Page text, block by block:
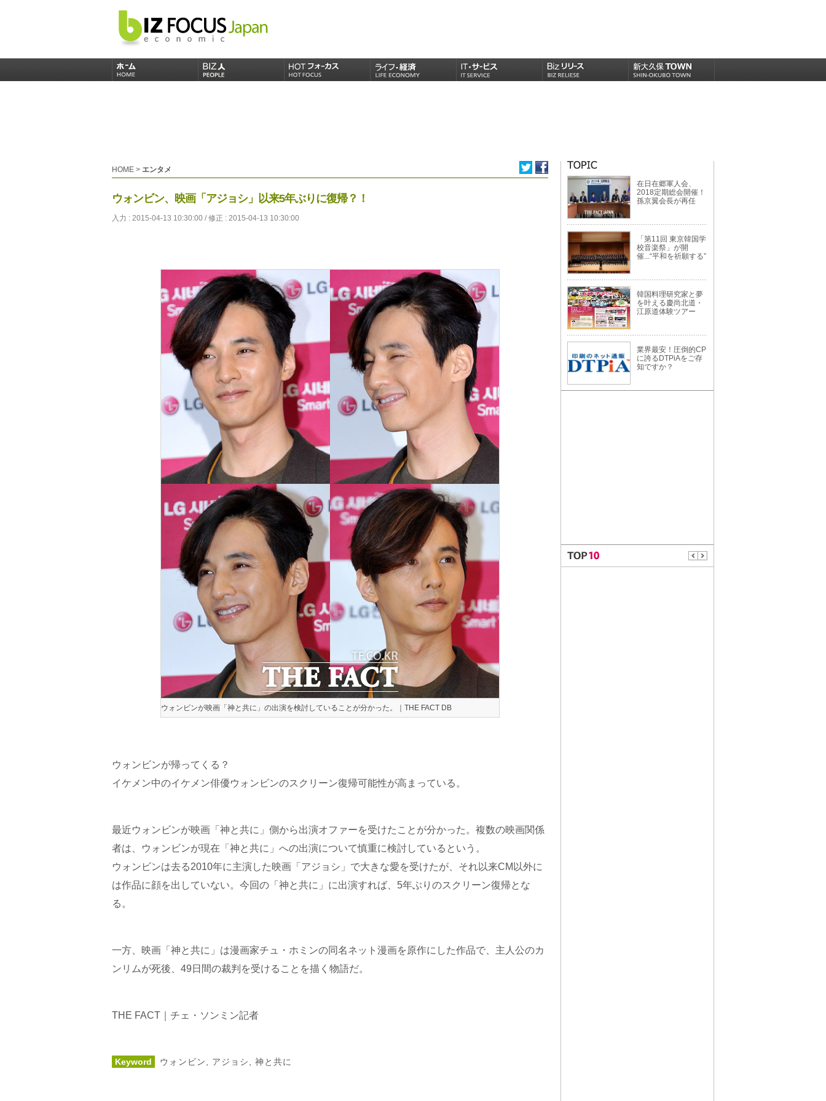
HOME > エンタメ
ウォンビン、映画「アジョシ」以来5年ぶりに復帰？！
入力 : 2015-04-13 10:30:00 / 修正 : 2015-04-13 10:30:00
ウォンビンが映画「神と共に」の出演を検討していることが分かった。｜THE FACT DB
ウォンビンが帰ってくる？
イケメン中のイケメン俳優ウォンビンのスクリーン復帰可能性が高まっている。
最近ウォンビンが映画「神と共に」側から出演オファーを受けたことが分かった。複数の映画関係
者は、ウォンビンが現在「神と共に」への出演について慎重に検討しているという。
ウォンビンは去る2010年に主演した映画「アジョシ」で大きな愛を受けたが、それ以来CM以外に
は作品に顔を出していない。今回の「神と共に」に出演すれば、5年ぶりのスクリーン復帰とな
る。
一方、映画「神と共に」は漫画家チュ・ホミンの同名ネット漫画を原作にした作品で、主人公のカ
ンリムが死後、49日間の裁判を受けることを描く物語だ。
THE FACT｜チェ・ソンミン記者
Keyword ウォンビン アジョシ 神と共に
在日在郷軍人会、
2018定期総会開催！
孫京翼会長が再任
「第11回 東京韓国学
校音楽祭」が開
催...“平和を祈願する”
韓国料理研究家と夢
を叶える慶尚北道・
江原道体験ツアー
業界最安！圧倒的CP
に誇るDTPiAをご存
知ですか？